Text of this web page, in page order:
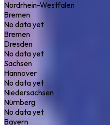
Nordrhein-Westfalen
Bremen
No data yet
Bremen
Dresden
No data yet
Sachsen
Hannover
No data yet
Niedersachsen
Nürnberg
No data yet
Bayern